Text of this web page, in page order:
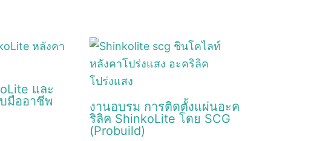
และ
มืออาชีพ
งานอบรม การติดตั้งแผ่นอะค
ริลิค ShinkoLite โดย SCG
(Probuild)